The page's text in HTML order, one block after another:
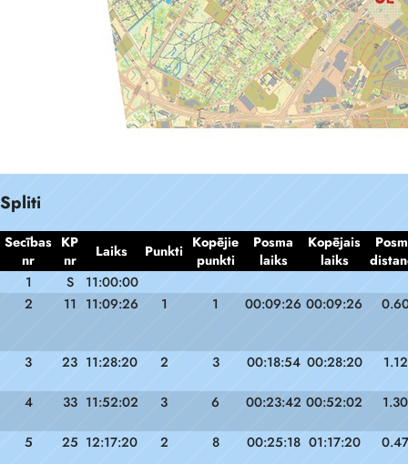
Spliti
Secības
nr
KP
nr
Laiks Punkti Kopējie
punkti
Posma
laiks
Kopējais
laiks
1
S
11:00:00
2
11 11:09:26 1 1 00:09:26 00:09:26
3 23 11:28:20 2 3 00:18:54 00:28:20 1.12
4 33 11:52:02 3 6 00:23:42 00:52:02 1.30
5 25 12:17:20 2 8 00:25:18 01:17:20 0.47